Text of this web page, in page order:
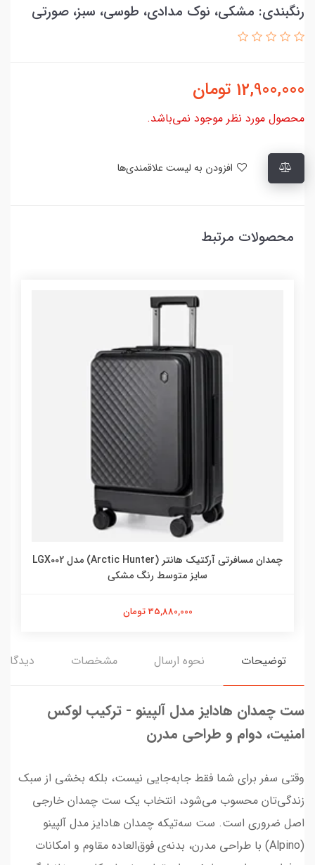
رنگبندی: مشکی، نوک مدادی، طوسی، سبز، صورتی
12,900,000 تومان
محصول مورد نظر موجود نمی‌باشد.
محصولات مرتبط
چمدان مسافرتی آرکتیک هانتر (Arctic Hunter) مدل LGX002
سایز متوسط رنگ مشکی
35,880,000 تومان
توضیحات نحوه ارسال مشخصات
ست چمدان هادایز مدل آلپینو - ترکیب لوکس
امنیت، دوام و طراحی مدرن
وقتی سفر برای شما فقط جابه‌جایی نیست، بلکه بخشی از سبک
زندگی‌تان محسوب می‌شود، انتخاب یک ست چمدان خارجی
اصل ضروری است. ست سه‌تیکه چمدان هادایز مدل آلپینو
(Alpino) با طراحی مدرن، بدنه‌ی فوق‌العاده مقاوم و امکانات